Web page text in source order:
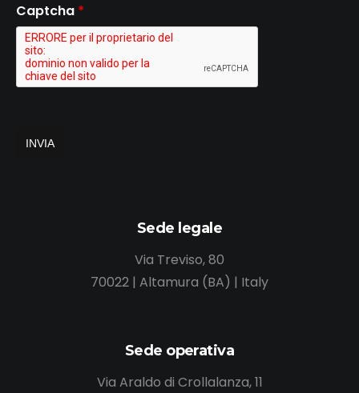
Captcha *
Sede legale
Via Treviso, 80
70022 | Altamura (BA) | Italy
Sede operativa
Via Araldo di Crollalanza, 11